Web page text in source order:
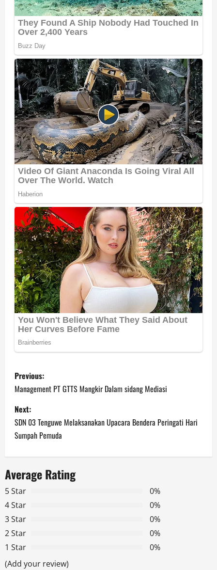
P
o
s
t
n
a
v
i
g
a
Previous:
Management PT GTTS Mangkir Dalam sidang Mediasi
Next:
SDN 03 Tenguwe Melaksanakan Upacara Bendera Peringati Hari
Sumpah Pemuda
Average Rating
5 Star
0%
4 Star
0%
3 Star
0%
2 Star
0%
1 Star
0%
(Add your review)